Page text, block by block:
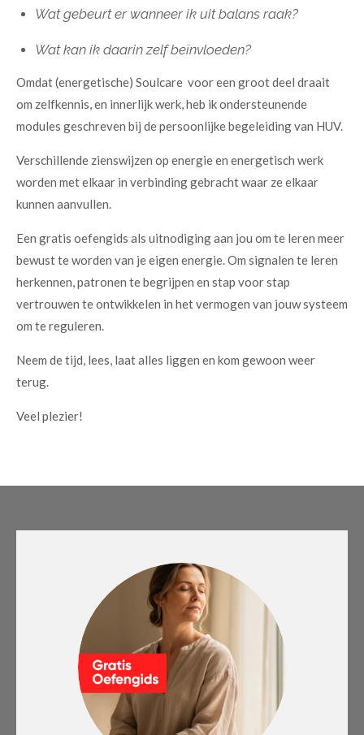
Wat gebeurt er wanneer ik uit balans raak?
Wat kan ik daarin zelf beïnvloeden?
Omdat (energetische) Soulcare voor een groot deel draait
om zelfkennis, en innerlijk werk, heb ik ondersteunende
modules geschreven bij de persoonlijke begeleiding van HUV.
Verschillende zienswijzen op energie en energetisch werk
worden met elkaar in verbinding gebracht waar ze elkaar
kunnen aanvullen.
Een gratis oefengids als uitnodiging aan jou om te leren meer
bewust te worden van je eigen energie. Om signalen te leren
herkennen, patronen te begrijpen en stap voor stap
vertrouwen te ontwikkelen in het vermogen van jouw systeem
om te reguleren.
Neem de tijd, lees, laat alles liggen en kom gewoon weer
terug.
Veel plezier!